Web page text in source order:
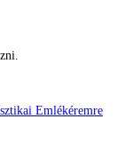
Emlékéremre